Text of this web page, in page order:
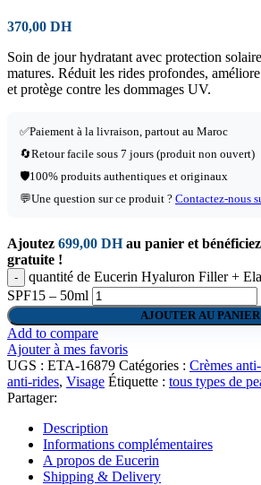
370,00 DH
Soin de jour hydratant avec protection
matures. Réduit les rides profondes,
et protège contre les dommages UV.
✅Paiement à la livraison, partout au Maroc
🔄Retour facile sous 7 jours (produit non ouvert)
🛡️100% produits authentiques et originaux
💬Une question sur ce produit ? Contactez-nous
Ajoutez 699,00 DHau panier et
gratuite !
quantité de Eucerin Hyaluron Filler +
SPF15 – 50ml
AJOUTER AU PANIER
Add to compare
Ajouter à mes favoris
UGS : ETA-16879 Catégories : Crèmes
anti-rides, Visage Étiquette : tous types de
Partager:
Description
Informations complémentaires
A propos de Eucerin
Shipping & Delivery